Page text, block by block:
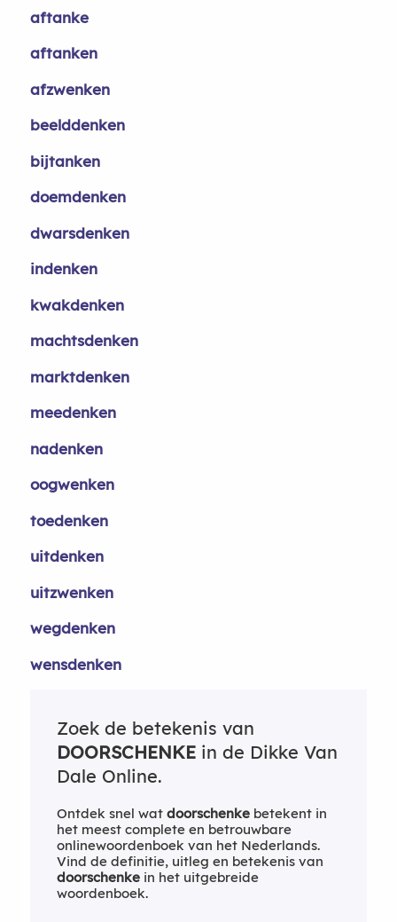
aftanke
aftanken
afzwenken
beelddenken
bijtanken
doemdenken
dwarsdenken
indenken
kwakdenken
machtsdenken
marktdenken
meedenken
nadenken
oogwenken
toedenken
uitdenken
uitzwenken
wegdenken
wensdenken
Zoek de betekenis van
DOORSCHENKEin de Dikke Van
Dale Online.
Ontdek snel wat doorschenkebetekent in
het meest complete en betrouwbare
onlinewoordenboek van het Nederlands.
Vind de definitie, uitleg en betekenis van
doorschenkein het uitgebreide
woordenboek.